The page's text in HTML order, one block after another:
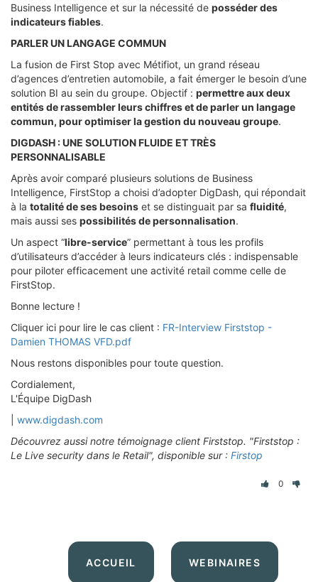
Business Intelligence et sur la nécessité de posséder des
indicateurs fiables.
PARLER UN LANGAGE COMMUN
La fusion de First Stop avec Métifiot, un grand réseau
d’agences d’entretien automobile, a fait émerger le besoin d’une
solution BI au sein du groupe. Objectif : permettre aux deux
entités de rassembler leurs chiffres et de parler un langage
commun, pour optimiser la gestion du nouveau groupe.
DIGDASH : UNE SOLUTION FLUIDE ET TRÈS
PERSONNALISABLE
Après avoir comparé plusieurs solutions de Business
Intelligence, FirstStop a choisi d’adopter DigDash, qui répondait
à la totalité de ses besoins et se distinguait par sa fluidité,
mais aussi ses possibilités de personnalisation.
Un aspect “libre-service” permettant à tous les profils
d’utilisateurs d’accéder à leurs indicateurs clés : indispensable
pour piloter efficacement une activité retail comme celle de
FirstStop.
Bonne lecture !
Cliquer ici pour lire le cas client : FR-Interview Firststop -
Damien THOMAS VFD.pdf
Nous restons disponibles pour toute question.
Cordialement,
L'Équipe DigDash
www.digdash.com
Découvrez aussi notre témoignage client Firststop. "Firststop :
Le Live security dans le Retail", disponible sur : Firstop
0
ACCUEIL WEBINAIRES